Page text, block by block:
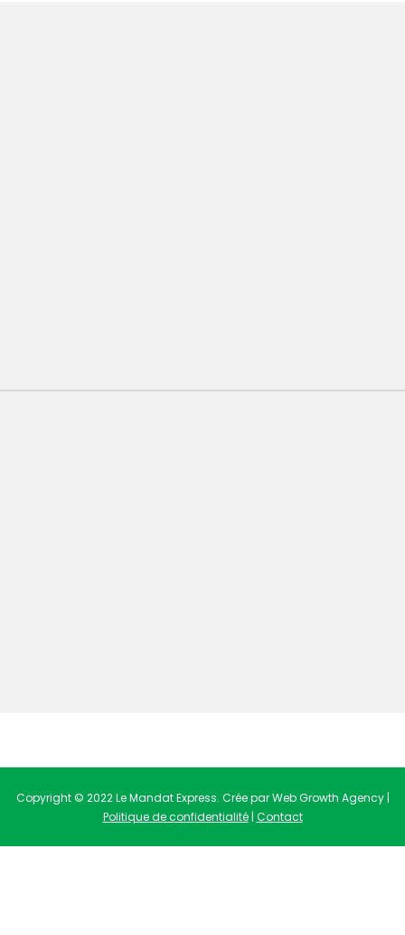
Copyright © 2022 Le Mandat Express. Crée par Web Growth Agency |
Politique de confidentialité| Contact